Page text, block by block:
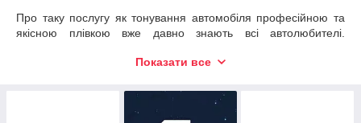
Про таку послугу як тонування автомобіля професійною та
якісною плівкою вже давно знають всі автолюбителі.
автолюбителів дбати про безпеку і дизайнерської
Розвиток тонування скла автомобілів сьогодні надає вибір з
безлічі унікальних матеріалів і передових технологій, щоб
Показати все